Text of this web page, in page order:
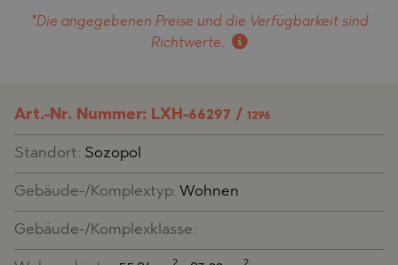
*Die angegebenen Preise und die Verfügbarkeit sind
Richtwerte.
Art.-Nr. Nummer: LXH-66297 / 1296
Standort: Sozopol
Gebäude-/Komplextyp: Wohnen
Gebäude-/Komplexklasse: